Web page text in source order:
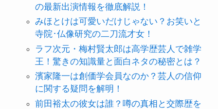
の最新出演情報を徹底解説！
みほとけは可愛いだけじゃない？お笑いと
寺院･仏像研究の二刀流才女！
ラフ次元・梅村賢太郎は高学歴芸人で雑学
王！驚きの知識量と面白ネタの秘密とは？
濱家隆一は創価学会員なのか？芸人の信仰
に関する疑問を解明！
前田裕太の彼女は誰？噂の真相と交際歴を